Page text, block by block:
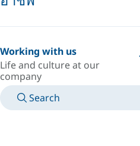
Working with us
Life and culture at our
company
Search